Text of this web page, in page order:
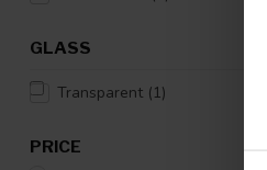
GLASS
Transparent (1)
PRICE